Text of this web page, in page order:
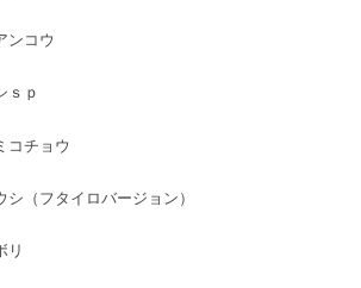
ンコウ
ｓｐ
コチョウ
シ（フタイロバージョン）
リ